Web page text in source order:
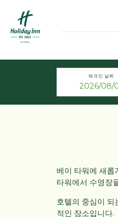
체크인 날짜
베이 타워에 새롭
타워에서 수영장
호텔의 중심이 되
적인 장소입니다.